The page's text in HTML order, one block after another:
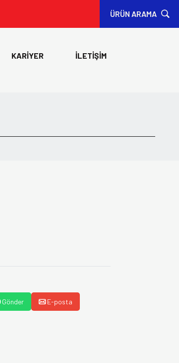
ÜRÜN ARAMA
KARİYER İLETİŞİM
Gönder E-posta